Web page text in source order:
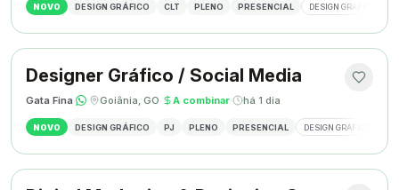
NOVO DESIGN GRÁFICO CLT PLENO PRESENCIAL DESIGN GRÁFICO
Designer Gráfico / Social Media
Gata Fina· · Goiânia, GO· A combinar· há 1 dia
NOVO DESIGN GRÁFICO PJ PLENO PRESENCIAL DESIGN GRÁFICO